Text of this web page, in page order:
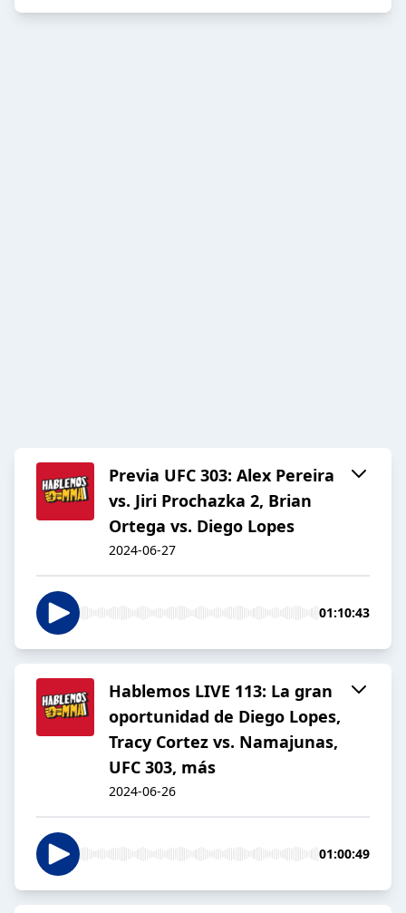
Previa UFC 303: Alex Pereira
vs. Jiri Prochazka 2, Brian
Ortega vs. Diego Lopes
2024-06-27
01:10:43
Hablemos LIVE 113: La gran
oportunidad de Diego Lopes,
Tracy Cortez vs. Namajunas,
UFC 303, más
2024-06-26
01:00:49